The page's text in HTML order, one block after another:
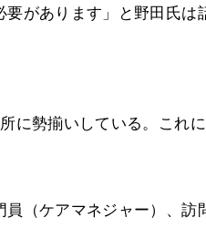
があります」と野田氏は
に勢揃いしている。これ
（ケアマネジャー）、